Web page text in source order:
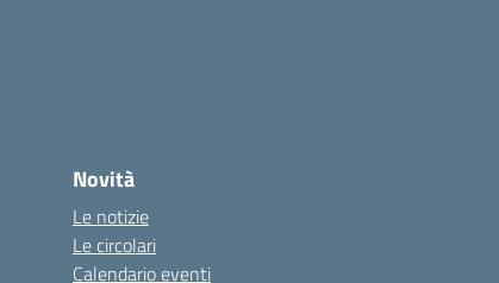
Novità
Le notizie
Le circolari
Calendario eventi